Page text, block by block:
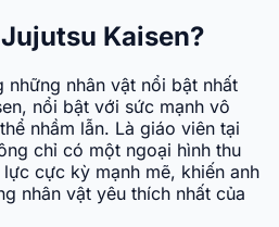
Kaisen?
những nhân vật nổi bật nhất
nổi bật với sức mạnh vô
nhầm lẫn. Là giáo viên tại
chỉ có một ngoại hình thu
cực kỳ mạnh mẽ, khiến anh
nhân vật yêu thích nhất của